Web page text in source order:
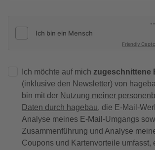
Friendly
Ich möchte auf mich zugeschnittene
(inklusive den Newsletter) von
bin mit der Nutzung meiner
Daten durch hagebau, die E-Mail-
Analyse meines E-Mail-Umgangs
Zusammenführung und Analyse
Coupons und Kartenvorteile umfasst,